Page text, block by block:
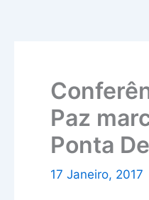
Paz
Ponta
17 Janeiro, 2017